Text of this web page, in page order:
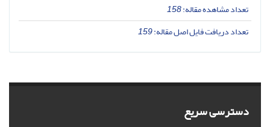
تعداد مشاهده مقاله:158
تعداد دریافت فایل اصل مقاله:159
دسترسی سریع